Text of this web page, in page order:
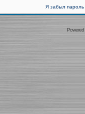
Я забыл пароль